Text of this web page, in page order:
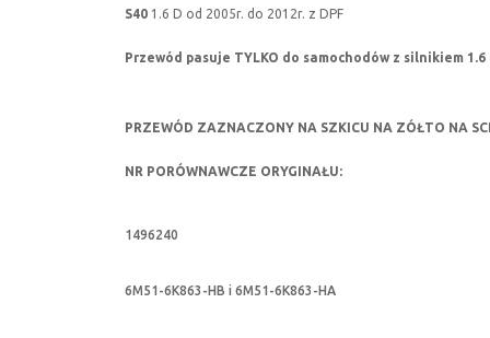
S40 1.6 D od 2005r. do 2012r. z DPF
Przewód pasuje TYLKO do samochodów z silnikiem
PRZEWÓD ZAZNACZONY NA SZKICU NA ZÓŁTO NA
NR PORÓWNAWCZE ORYGINAŁU:
1496240
6M51-6K863-HB i 6M51-6K863-HA